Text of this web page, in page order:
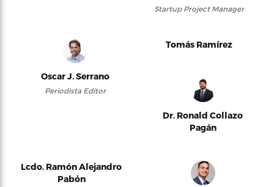
Startup Project Manager
Oscar J. Serrano
Periodista Editor
Tomás Ramírez
Dr. Ronald Collazo
Pagán
Lcdo. Ramón Alejandro
Pabón